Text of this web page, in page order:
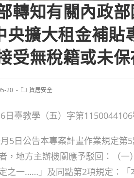
轉知有關內政
央擴大租金補貼
受無稅籍或未
20
Post賃居安全
日臺教學（五）字第
5日公告本專案計畫作業規定
，地方主辦機關應予駁回：（
之一……」及同點第2項規定：